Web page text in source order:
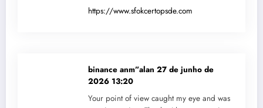
https://www.sfokcertopsde.com
binance anm”alan 27 de junho de
2026 13:20
Your point of view caught my eye and was